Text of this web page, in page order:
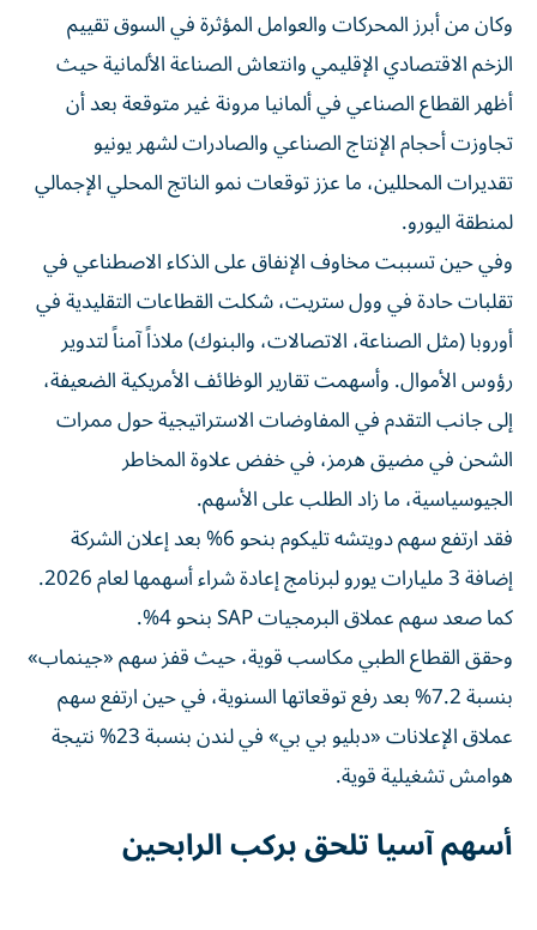
وكان من أبرز المحركات والعوامل المؤثرة في السوق تقييم
الزخم الاقتصادي الإقليمي وانتعاش الصناعة الألمانية حيث
أظهر القطاع الصناعي في ألمانيا مرونة غير متوقعة بعد أن
تجاوزت أحجام الإنتاج الصناعي والصادرات لشهر يونيو
تقديرات المحللين، ما عزز توقعات نمو الناتج المحلي الإجمالي
لمنطقة اليورو.
وفي حين تسببت مخاوف الإنفاق على الذكاء الاصطناعي في
تقلبات حادة في وول ستريت، شكلت القطاعات التقليدية في
أوروبا (مثل الصناعة، الاتصالات، والبنوك) ملاذاً آمناً لتدوير
رؤوس الأموال. وأسهمت تقارير الوظائف الأمريكية الضعيفة،
إلى جانب التقدم في المفاوضات الاستراتيجية حول ممرات
الشحن في مضيق هرمز، في خفض علاوة المخاطر
الجيوسياسية، ما زاد الطلب على الأسهم.
فقد ارتفع سهم دويتشه تليكوم بنحو 6% بعد إعلان الشركة
إضافة 3 مليارات يورو لبرنامج إعادة شراء أسهمها لعام 2026.
كما صعد سهم عملاق البرمجيات SAP بنحو 4%.
وحقق القطاع الطبي مكاسب قوية، حيث قفز سهم «جينماب»
بنسبة 7.2% بعد رفع توقعاتها السنوية، في حين ارتفع سهم
عملاق الإعلانات «دبليو بي بي» في لندن بنسبة 23% نتيجة
هوامش تشغيلية قوية.
أسهم آسيا تلحق بركب الرابحين